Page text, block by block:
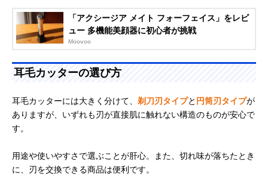
「アクシージア メイト フォーフェイス」をレビ
ュー 多機能美顔器に初心者が挑戦
Moovoo
耳毛カッターの選び方
耳毛カッターには大きく分けて、 剃刀刃タイプと 円筒刃タイプが
ありますが、いずれも刃が直接肌に触れない構造のものが安心で
す。
用途や使いやすさで選ぶことが肝心。また、切れ味が落ちたとき
に、刃を交換できる商品は便利です。